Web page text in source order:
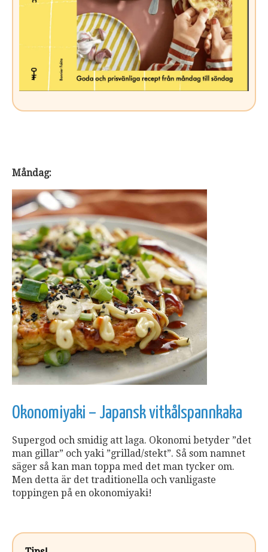
Måndag:
Okonomiyaki – Japansk vitkålspannkaka
Supergod och smidig att laga. Okonomi betyder ”det
man gillar” och yaki ”grillad/stekt”. Så som namnet
säger så kan man toppa med det man tycker om.
Men detta är det traditionella och vanligaste
toppingen på en okonomiyaki!